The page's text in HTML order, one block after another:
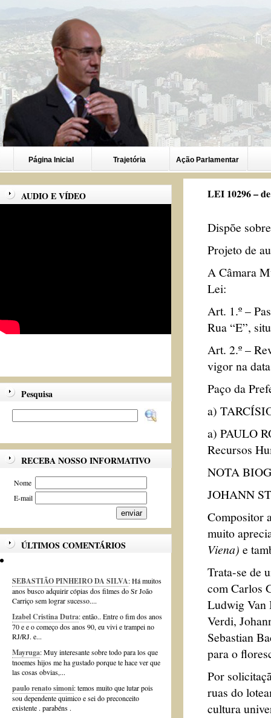
Página Inicial Trajetória Ação Parlamentar
AUDIO E VÍDEO
Pesquisa
RECEBA NOSSO INFORMATIVO
Nome
E-mail
ÚLTIMOS COMENTÁRIOS
SEBASTIÃO PINHEIRO DA SILVA: Há muitos
anos busco adquirir cópias dos filmes do Sr João
Carriço sem lograr sucesso....
Izabel Cristina Dutra: então.. Entre o fim dos anos
70 e e o começo dos anos 90, eu vivi e trampei no
RJ/RJ. e...
Mayruga: Muy interesante sobre todo para los que
tnoemes hijos me ha gustado porque te hace ver que
las cosas obvias,...
paulo renato simoni: temos muito que lutar pois
sou dependente quimico e sei do preconceito
existente . parabéns .
LEI 10296 –
Dispõe
Projeto de
A Câmara
Lei:
Art. 1.º –
Rua “E”,
Art. 2.º –
vigor na
Paço da
a)
a) PAULO
Recursos
NOTA
JOHANN
Compositor
muito
Viena) e
Trata-se de
com Carlos
Ludwig Van
Verdi,
Sebastian
para o
Por
ruas do
cultura